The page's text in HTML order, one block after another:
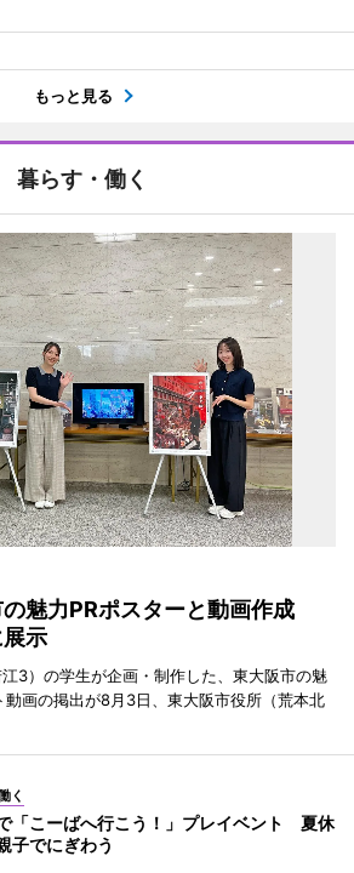
もっと見る
暮らす・働く
魅力PRポスターと動画作成
示
3）の学生が企画・制作した、東大阪市の魅
動画の掲出が8月3日、東大阪市役所（荒本北
く
「こーばへ行こう！」プレイベント 夏休
子でにぎわう